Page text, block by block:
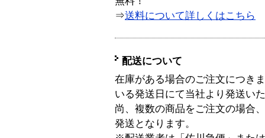
⇒送料について詳しくはこちら
配送について
在庫がある場合のご注文につき
いる発送日にて当社より発送い
尚、複数の商品をご注文の場合
発送となります。